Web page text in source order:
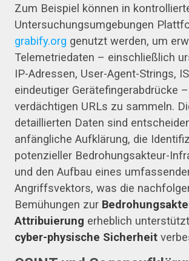
Zum Beispiel können in
Untersuchungsumgebungen
grabify.org genutzt werden, um
Telemetriedaten – einschließlich
IP-Adressen, User-Agent-Strings,
eindeutiger Gerätefingerabdrücke
verdächtigen URLs zu sammeln.
detaillierten Daten sind
anfängliche Aufklärung, die
potenzieller Bedrohungsakteur-
und den Aufbau eines
Angriffsvektors, was die
Bemühungen zur
Attribuierung erheblich
cyber-physische Sicherheit